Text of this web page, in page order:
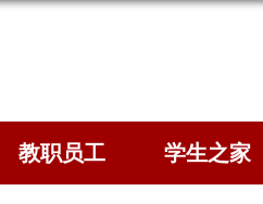
教职员工 学生之家